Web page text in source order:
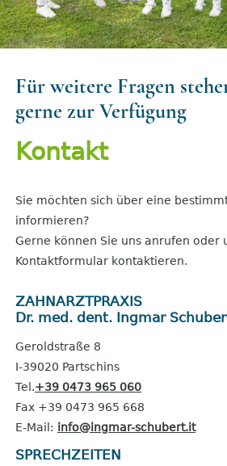
Für weitere Fragen
gerne zur Verfügung
Kontakt
Sie möchten sich über eine
informieren?
Gerne können Sie uns anrufen oder
Kontaktformular kontaktieren.
ZAHNARZTPRAXIS
Dr. med. dent. Ingmar
Geroldstraße 8
I-39020 Partschins
Tel.+39 0473 965 060
Fax +39 0473 965 668
E-Mail: info@ingmar-schubert.it
SPRECHZEITEN